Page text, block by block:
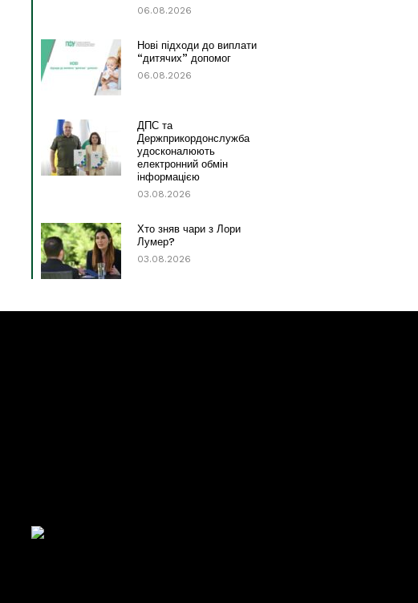
06.08.2026
Нові підходи до виплати
“дитячих” допомог
06.08.2026
ДПС та
Держприкордонслужба
удосконалюють
електронний обмін
інформацією
03.08.2026
Хто зняв чари з Лори
Лумер?
03.08.2026